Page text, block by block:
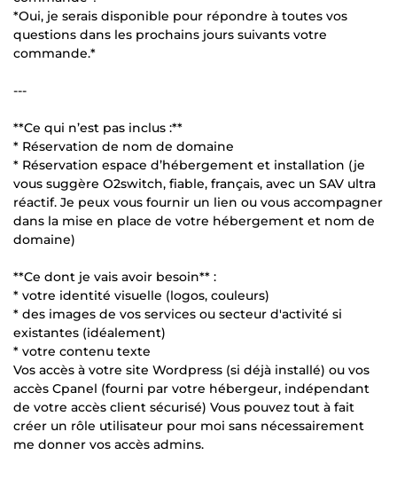
*Oui, je serais disponible pour répondre à toutes vos
questions dans les prochains jours suivants votre
commande.*
---
**Ce qui n’est pas inclus :**
* Réservation de nom de domaine
* Réservation espace d’hébergement et installation (je
vous suggère O2switch, fiable, français, avec un SAV ultra
réactif. Je peux vous fournir un lien ou vous accompagner
dans la mise en place de votre hébergement et nom de
domaine)
**Ce dont je vais avoir besoin** :
* votre identité visuelle (logos, couleurs)
* des images de vos services ou secteur d'activité si
existantes (idéalement)
* votre contenu texte
Vos accès à votre site Wordpress (si déjà installé) ou vos
accès Cpanel (fourni par votre hébergeur, indépendant
de votre accès client sécurisé) Vous pouvez tout à fait
créer un rôle utilisateur pour moi sans nécessairement
me donner vos accès admins.